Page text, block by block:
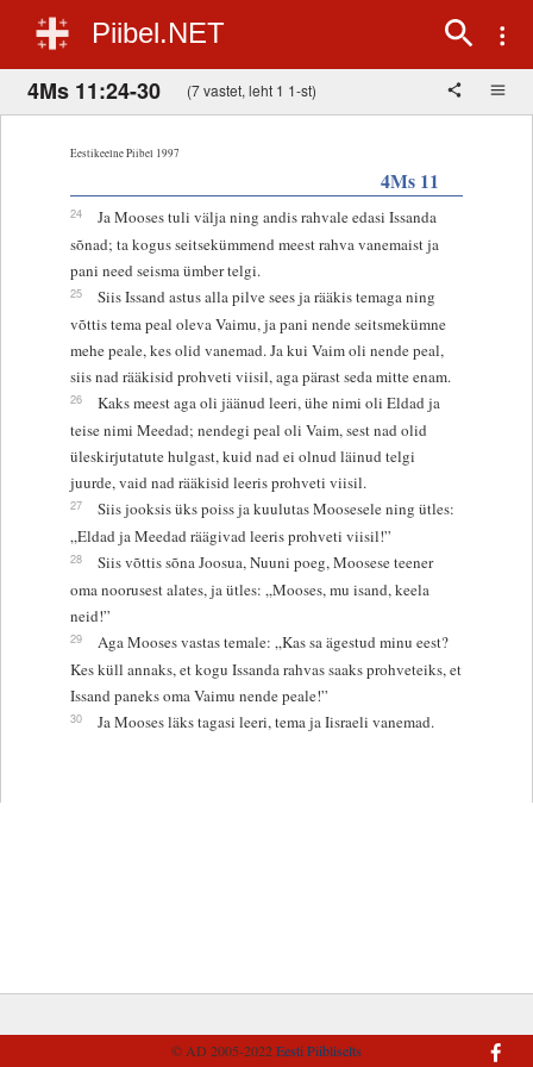
Piibel.NET
4Ms 11:24-30 (7 vastet, leht 1 1-st)
Eestikeelne Piibel 1997
4Ms 11
24
Ja Mooses tuli välja ning andis rahvale edasi Issanda
sõnad; ta kogus seitsekümmend meest rahva vanemaist ja
pani need seisma ümber telgi.
25
Siis Issand astus alla pilve sees ja rääkis temaga ning
võttis tema peal oleva Vaimu, ja pani nende seitsmekümne
mehe peale, kes olid vanemad. Ja kui Vaim oli nende peal,
siis nad rääkisid prohveti viisil, aga pärast seda mitte enam.
26
Kaks meest aga oli jäänud leeri, ühe nimi oli Eldad ja
teise nimi Meedad; nendegi peal oli Vaim, sest nad olid
üleskirjutatute hulgast, kuid nad ei olnud läinud telgi
juurde, vaid nad rääkisid leeris prohveti viisil.
27
Siis jooksis üks poiss ja kuulutas Moosesele ning ütles:
„Eldad ja Meedad räägivad leeris prohveti viisil!”
28
Siis võttis sõna Joosua, Nuuni poeg, Moosese teener
oma noorusest alates, ja ütles: „Mooses, mu isand, keela
neid!”
29
Aga Mooses vastas temale: „Kas sa ägestud minu eest?
Kes küll annaks, et kogu Issanda rahvas saaks prohveteiks, et
Issand paneks oma Vaimu nende peale!”
30 Ja Mooses läks tagasi leeri, tema ja Iisraeli vanemad.
© AD 2005-2022Eesti Piibliselts